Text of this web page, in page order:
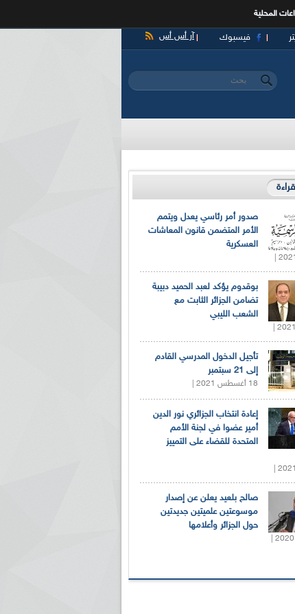
المحلية
آر أس أس فيسبوك
استمارة البحث
‏بحث ‏
صدور أمر رئاسي يعدل ويتمم
الأمر المتضمن قانون المعاشات
العسكرية
بوقدوم يؤكد لعبد الحميد دبيبة
تضامن الجزائر الثابت مع
الشعب الليبي
تأجيل الدخول المدرسي القادم
إلى 21 سبتمبر
18 أغسطس 2021 |
إعادة انتخاب الجزائري نور الدين
أمير عضوا في لجنة الأمم
المتحدة للقضاء على التمييز
صالح بلعيد يعلن عن إصدار
موسوعتين علميتين جديدتين
حول الجزائر وأعلامها